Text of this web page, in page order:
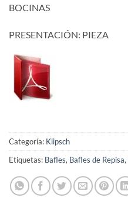
BOCINAS
PRESENTACIÓN: PIEZA
Categoría: Klipsch
Etiquetas: Bafles, Bafles de Repisa,